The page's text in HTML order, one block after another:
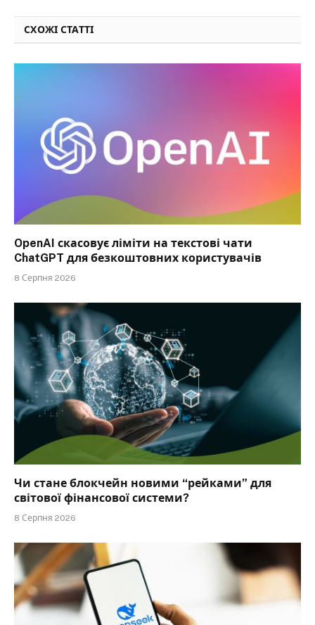
СХОЖІ СТАТТІ
OpenAI скасовує ліміти на текстові чати
ChatGPT для безкоштовних користувачів
8 Серпня 2026
Чи стане блокчейн новими “рейками” для
світової фінансової системи?
8 Серпня 2026